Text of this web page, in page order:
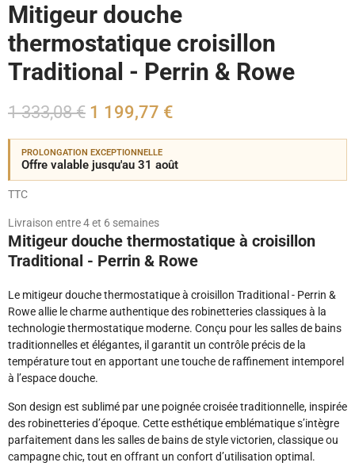
Mitigeur douche
thermostatique croisillon
Traditional - Perrin & Rowe
1 333,08 € 1 199,77 €
PROLONGATION EXCEPTIONNELLE
Offre valable jusqu'au 31 août
TTC
Livraison entre 4 et 6 semaines
Mitigeur douche thermostatique à croisillon
Traditional - Perrin & Rowe
Le mitigeur douche thermostatique à croisillon Traditional - Perrin &
Rowe allie le charme authentique des robinetteries classiques à la
technologie thermostatique moderne. Conçu pour les salles de bains
traditionnelles et élégantes, il garantit un contrôle précis de la
température tout en apportant une touche de raffinement intemporel
à l’espace douche.
Son design est sublimé par une poignée croisée traditionnelle, inspirée
des robinetteries d’époque. Cette esthétique emblématique s’intègre
parfaitement dans les salles de bains de style victorien, classique ou
campagne chic, tout en offrant un confort d’utilisation optimal.